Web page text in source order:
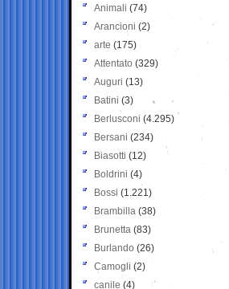
Animali (74)
Arancioni (2)
arte (175)
Attentato (329)
Auguri (13)
Batini (3)
Berlusconi (4.295)
Bersani (234)
Biasotti (12)
Boldrini (4)
Bossi (1.221)
Brambilla (38)
Brunetta (83)
Burlando (26)
Camogli (2)
canile (4)